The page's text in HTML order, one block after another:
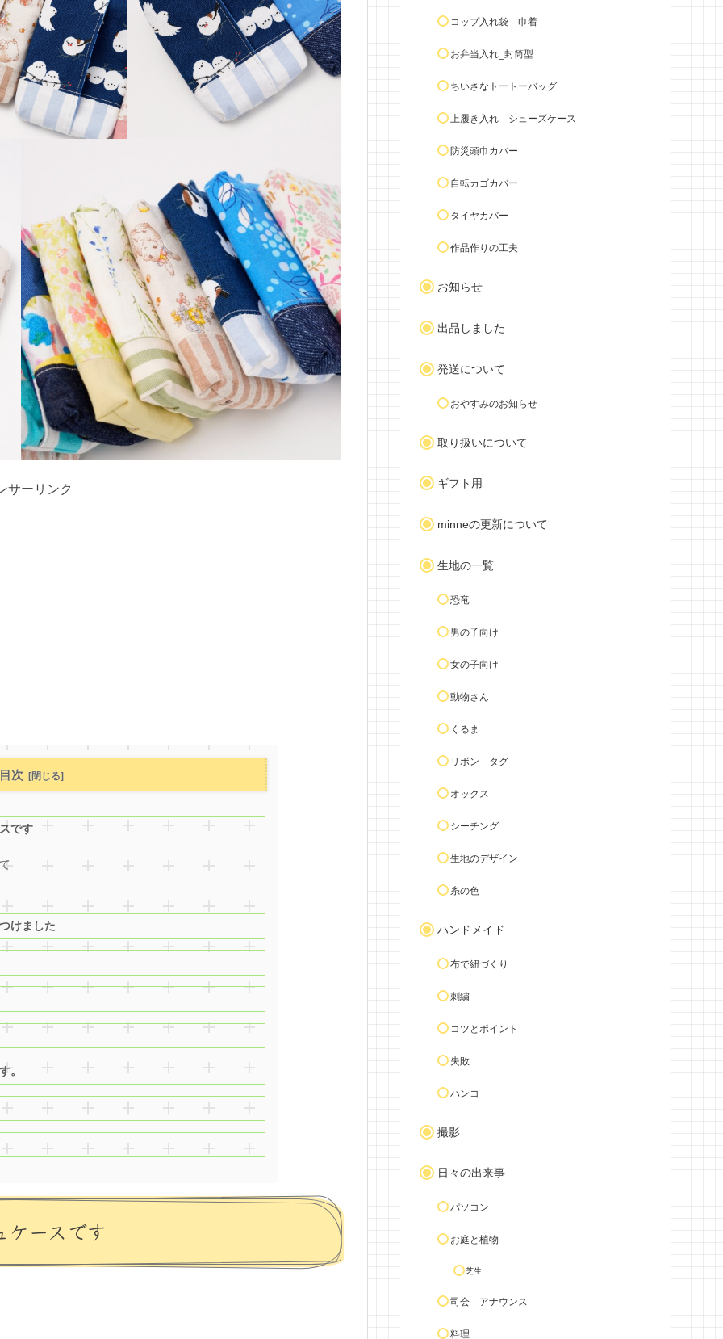
サーリンク
次
です
けました
。
ケースです
コップ入れ袋 巾着
お弁当入れ_封筒型
ちいさなトートーバッグ
上履き入れ シューズケース
防災頭巾カバー
自転カゴカバー
タイヤカバー
作品作りの工夫
お知らせ
出品しました
発送について
おやすみのお知らせ
取り扱いについて
ギフト用
minneの更新について
生地の一覧
恐竜
男の子向け
女の子向け
動物さん
くるま
リボン タグ
オックス
シーチング
生地のデザイン
糸の色
ハンドメイド
布で紐づくり
刺繍
コツとポイント
失敗
ハンコ
撮影
日々の出来事
パソコン
お庭と植物
芝生
司会 アナウンス
料理